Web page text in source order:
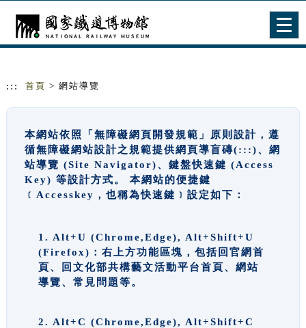
::: 首頁 > 網站導覽
本網站依照「無障礙網頁開發規範」原則設計，遵
循無障礙網站設計之規範提供網頁導盲磚(:::)、網
站導覽 (Site Navigator)、鍵盤快速鍵 (Access
Key) 等設計方式。 本網站的便捷鍵
﹝Accesskey，也稱為快速鍵﹞設定如下：
1. Alt+U (Chrome,Edge), Alt+Shift+U
(Firefox)：右上方功能區塊，包括回官網首
頁、回文化部共構藝文活動平台首頁、網站
導覽、常見問題等。
2. Alt+C (Chrome,Edge), Alt+Shift+C